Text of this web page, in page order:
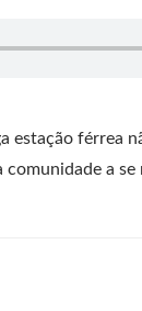
estação férrea
a